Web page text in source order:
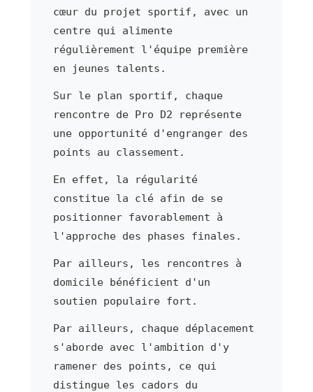
cœur du projet sportif, avec un
centre qui alimente
régulièrement l'équipe première
en jeunes talents.
Sur le plan sportif, chaque
rencontre de Pro D2 représente
une opportunité d'engranger des
points au classement.
En effet, la régularité
constitue la clé afin de se
positionner favorablement à
l'approche des phases finales.
Par ailleurs, les rencontres à
domicile bénéficient d'un
soutien populaire fort.
Par ailleurs, chaque déplacement
s'aborde avec l'ambition d'y
ramener des points, ce qui
distingue les cadors du